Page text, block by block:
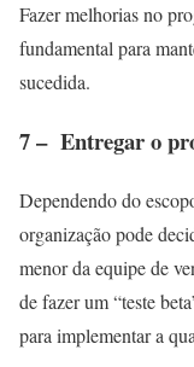
Fazer melhorias no
fundamental para
sucedida.
7 – Entregar o
Dependendo do
organização pode
menor da equipe de
de fazer um “teste
para implementar a